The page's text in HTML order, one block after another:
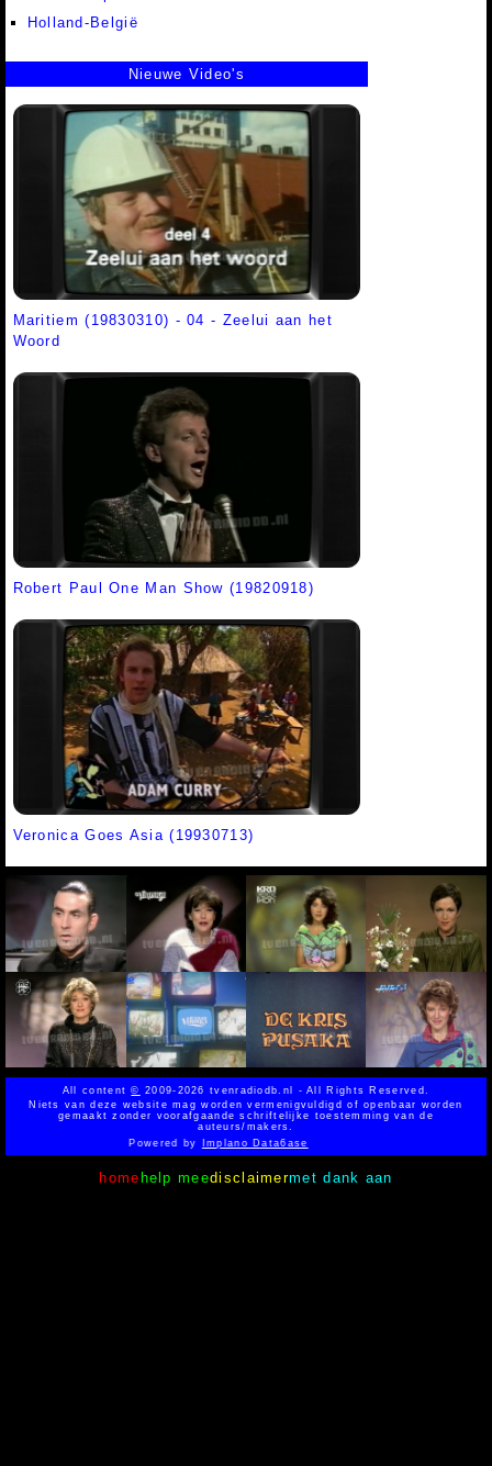
Holland-België
Nieuwe Video's
Maritiem (19830310) - 04 - Zeelui aan het
Woord
Robert Paul One Man Show (19820918)
Veronica Goes Asia (19930713)
All content© 2009-2026 tvenradiodb.nl - All Rights Reserved.
Niets van deze website mag worden vermenigvuldigd of openbaar worden
gemaakt zonder voorafgaande schriftelijke toestemming van de
auteurs/makers.
Powered by Implano Data6ase
homehelp meedisclaimermet dank aan